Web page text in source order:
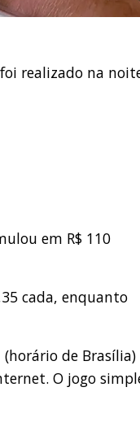
realizado na
em R$ 110
cada, enquanto
de Brasília)
O jogo